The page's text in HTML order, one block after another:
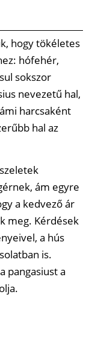
hogy tökéletes
hófehér,
sokszor
nevezetű hal,
harcsaként
hal az
ám egyre
a kedvező ár
meg. Kérdések
a hús
is.
pangasiust a